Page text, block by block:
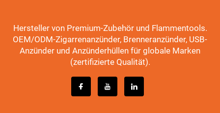
Hersteller von Premium-Zubehör und Flammentools.
OEM/ODM-Zigarrenanzünder, Brenneranzünder, USB-
Anzünder und Anzünderhüllen für globale Marken
(zertifizierte Qualität).